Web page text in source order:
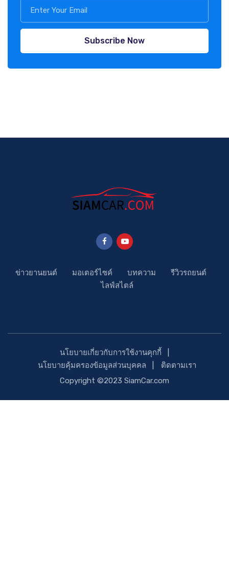
Subscribe Now
ข่าวยานยนต์ มอเตอร์ไซค์ บทความ
รีวิวรถยนต์
ไลฟ์สไตล์
นโยบายเกี่ยวกับการใช้งานคุกกี้
นโยบายคุ้มครองข้อมูลส่วนบุคคล
ติดตามเรา
Copyright ©2023 SiamCar.com